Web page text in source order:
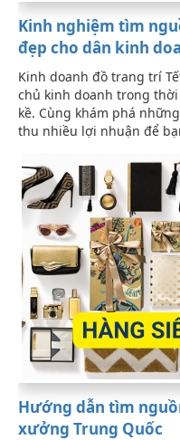
Kinh nghiệm tìm
đẹp cho dân kinh
Kinh doanh đồ trang trí
chủ kinh doanh trong
kề. Cùng khám phá
thu nhiều lợi nhuận để
Hướng dẫn tìm
xưởng Trung Quốc